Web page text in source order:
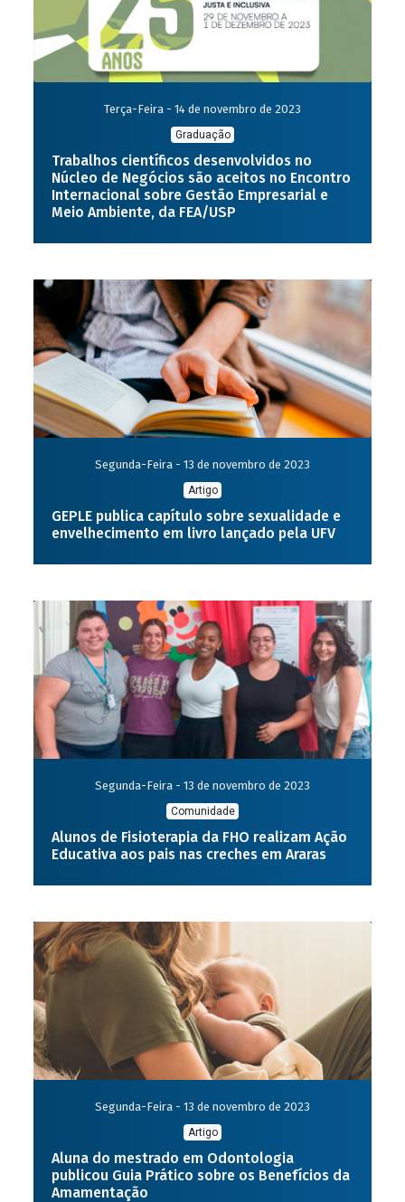
Terça-Feira - 14 de novembro de 2023
Graduação
Trabalhos científicos desenvolvidos no
Núcleo de Negócios são aceitos no Encontro
Internacional sobre Gestão Empresarial e
Meio Ambiente, da FEA/USP
Segunda-Feira - 13 de novembro de 2023
Artigo
GEPLE publica capítulo sobre sexualidade e
envelhecimento em livro lançado pela UFV
Segunda-Feira - 13 de novembro de 2023
Comunidade
Alunos de Fisioterapia da FHO realizam Ação
Educativa aos pais nas creches em Araras
Segunda-Feira - 13 de novembro de 2023
Artigo
Aluna do mestrado em Odontologia
publicou Guia Prático sobre os Benefícios da
Amamentação